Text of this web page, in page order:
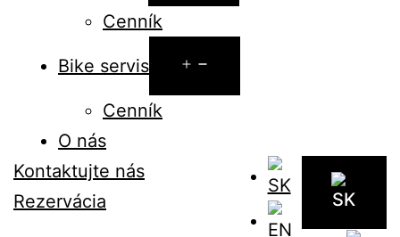
Cenník
Bike servis
menu
Cenník
O nás
Kontaktujte nás
Rezervácia